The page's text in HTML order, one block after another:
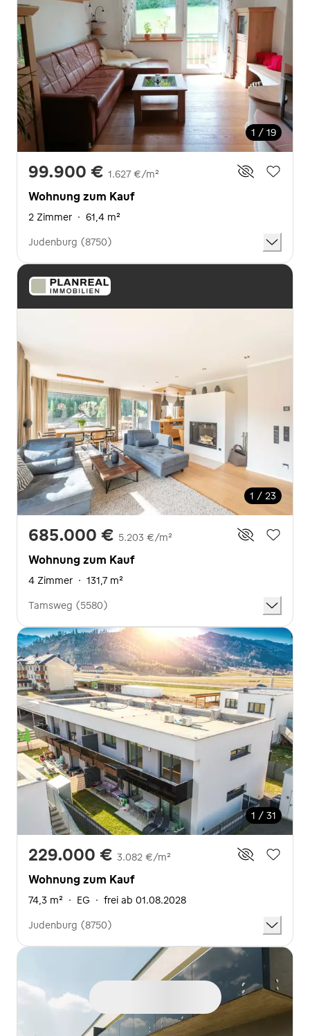
1 / 19
99.900 € 1.627 €/m²
Wohnung zum Kauf
2 Zimmer · 61,4 m²
Judenburg (8750)
1 / 23
685.000 € 5.203 €/m²
Wohnung zum Kauf
4 Zimmer · 131,7 m²
Tamsweg (5580)
1 / 31
229.000 € 3.082 €/m²
Wohnung zum Kauf
74,3 m² · EG · frei ab 01.08.2028
Judenburg (8750)